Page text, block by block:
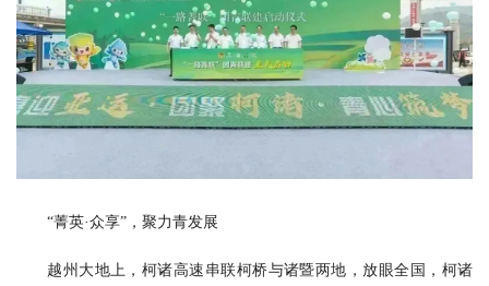
“菁英·众享”，聚力青发展
越州大地上，柯诸高速串联柯桥与诸暨两地，放眼全国，柯诸